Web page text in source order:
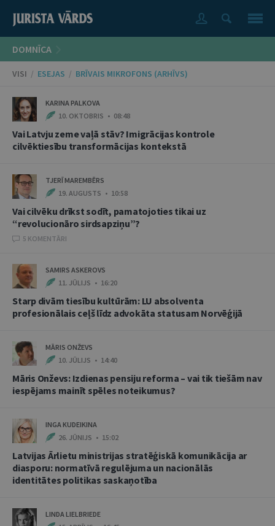
DOMNĪCA
VISI / ESEJAS / BRĪVAIS MIKROFONS (ARHĪVS)
KARINA PALKOVA
10. OKTOBRIS • 08:48
Vai Latvju zeme vaļā stāv? Imigrācijas kontrole
cilvēktiesību transformācijas kontekstā
TJERĪ MAREMBĒRS
19. AUGUSTS • 10:58
Vai cilvēku drīkst sodīt, pamatojoties tikai uz
“revolucionāro sirdsapziņu”?
5 KOMENTĀRI
SAMIRS ASKEROVS
11. JŪLIJS • 16:20
Starp divām tiesību kultūrām: LU absolventa
profesionālais ceļš līdz advokāta statusam Norvēģijā
MĀRIS ONŽEVS
10. JŪLIJS • 14:40
Māris Onževs: Izdienas pensiju reforma – vai tik tiešām nav
iespējams mainīt spēles noteikumus?
INGA KUDEIKINA
26. JŪNIJS • 15:02
Latvijas Ārlietu ministrijas stratēģiskā komunikācija ar
diasporu: normatīvā regulējuma un nacionālās
identitātes politikas saskaņotība
LINDA LIELBRIEDE